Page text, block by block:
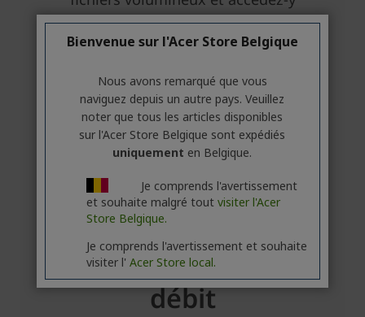
Bienvenue sur l'Acer Store Belgique
Nous avons remarqué que vous
naviguez depuis un autre pays. Veuillez
noter que tous les articles disponibles
sur l'Acer Store Belgique sont expédiés
uniquement en Belgique.
Je comprends l'avertissement
et souhaite malgré tout visiter l'Acer
Store Belgique.
Je comprends l'avertissement et souhaite
visiter l' Acer Store local.